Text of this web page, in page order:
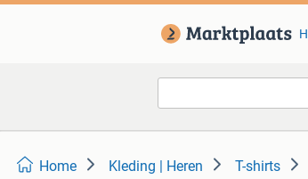
Home Kleding | Heren T-shirts